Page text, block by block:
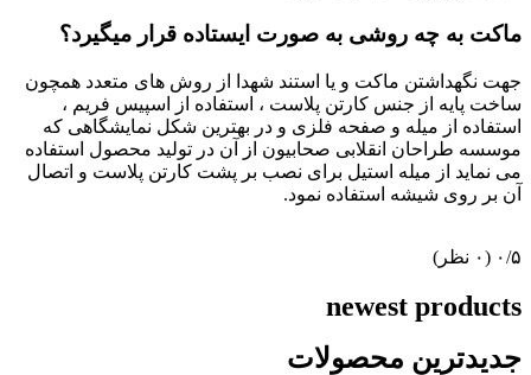
ماکت به چه روشی به صورت ایستاده قرار میگیرد؟
جهت نگهداشتن ماکت و یا استند شهدا از روش های متعدد همچون
ساخت پایه از جنس کارتن پلاست ، استفاده از اسپیس فریم ،
استفاده از میله و صفحه فلزی و در بهترین شکل نمایشگاهی که
موسسه طراحان انقلابی صحابیون از آن در تولید محصول استفاده
می نماید از میله استیل برای نصب بر پشت کارتن پلاست و اتصال
آن بر روی شیشه استفاده نمود.
‫۰/۵ ‫(۰ نظر)
newest products
جدیدترین محصولات